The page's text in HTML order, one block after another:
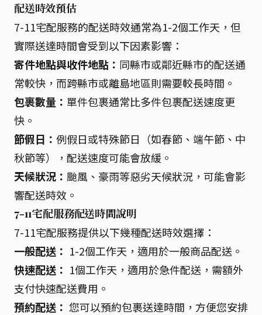
配送時效預估
7-11宅配服務的配送時效通常為1-2個工作天，但
實際送達時間會受到以下因素影響：
寄件地點與收件地點： 同縣市或鄰近縣市的配送通
常較快，而跨縣市或離島地區則需要較長時間。
包裹數量： 單件包裹通常比多件包裹配送速度更
快。
節假日： 例假日或特殊節日（如春節、端午節、中
秋節等），配送速度可能會放緩。
天候狀況： 颱風、豪雨等惡劣天候狀況，可能會影
響配送時效。
7-11宅配服務配送時間說明
7-11宅配服務提供以下幾種配送時效選擇：
一般配送： 1-2個工作天，適用於一般商品配送。
快速配送： 1個工作天，適用於急件配送，需額外
支付快速配送費用。
預約配送： 您可以預約包裹送達時間，方便您安排